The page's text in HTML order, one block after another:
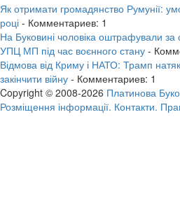
Як отримати громадянство Румунії:
році - Комментариев: 1
На Буковині чоловіка оштрафували за
УПЦ МП під час воєнного стану -
Відмова від Криму і НАТО: Трамп
закінчити війну - Комментариев: 1
Copyright © 2008-2026 Платинова
Розміщення інформації. Контакти.